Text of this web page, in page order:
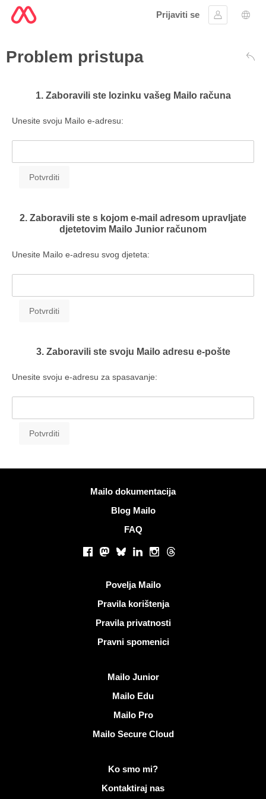
Prijaviti se
Prijavite se
Problem pristupa
1. Zaboravili ste lozinku vašeg Mailo računa
Unesite svoju Mailo e-adresu:
2. Zaboravili ste s kojom e-mail adresom upravljate
djetetovim Mailo Junior računom
Unesite Mailo e-adresu svog djeteta:
3. Zaboravili ste svoju Mailo adresu e-pošte
Unesite svoju e-adresu za spasavanje:
Mailo dokumentacija
Blog Mailo
FAQ
Društvene mreže
Facebook
Mastodon
BlueskyLinkedInInstagram
Threads
Povelja Mailo
Pravila korištenja
Pravila privatnosti
Pravni spomenici
Mailo Junior
Mailo Edu
Mailo Pro
Mailo Secure Cloud
Više informacija o MailoKo smo mi?
Kontaktiraj nas